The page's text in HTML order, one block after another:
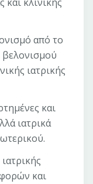
από το
βελονισμού
ιατρικής
και
ιατρικά
και